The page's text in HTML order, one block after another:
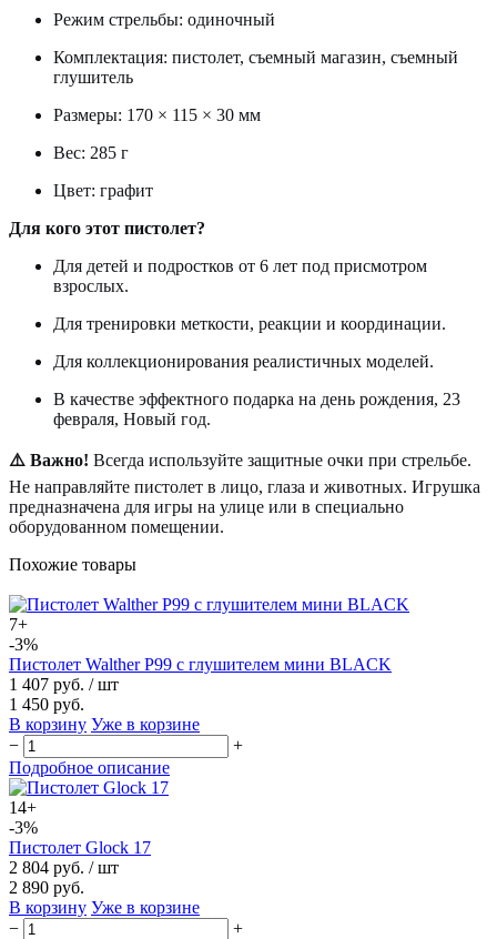
Режим стрельбы: одиночный
Комплектация: пистолет, съемный магазин, съемный
глушитель
Размеры: 170 × 115 × 30 мм
Вес: 285 г
Цвет: графит
Для кого этот пистолет?
Для детей и подростков от 6 лет под присмотром
взрослых.
Для тренировки меткости, реакции и координации.
Для коллекционирования реалистичных моделей.
В качестве эффектного подарка на день рождения, 23
февраля, Новый год.
⚠️ Важно! Всегда используйте защитные очки при стрельбе.
Не направляйте пистолет в лицо, глаза и животных. Игрушка
предназначена для игры на улице или в специально
оборудованном помещении.
Похожие товары
7+
-3%
Пистолет Walther P99 с глушителем мини BLACK
1 407 руб. / шт
1 450 руб.
В корзину Уже в корзине
−
+
Подробное описание
14+
-3%
Пистолет Glock 17
2 804 руб. / шт
2 890 руб.
В корзину Уже в корзине
−
+